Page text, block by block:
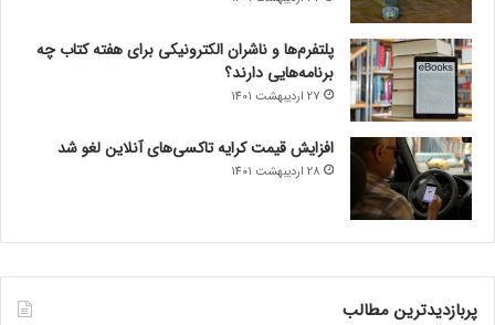
پلتفرم‌ها و ناشران الکترونیکی برای هفته کتاب چه
برنامه‌هایی دارند؟
27 اردیبهشت 1401
افزایش قیمت کرایه تاکسی‌های آنلاین لغو شد
28 اردیبهشت 1401
پربازدیدترین مطالب